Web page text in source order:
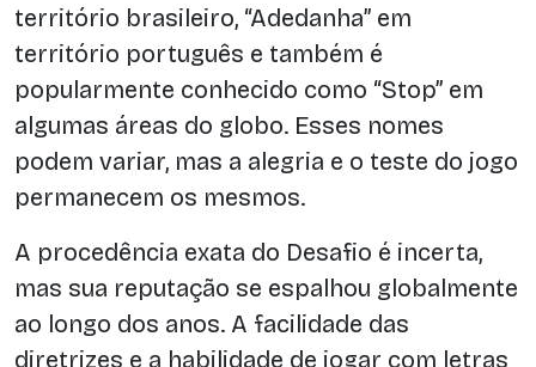
território brasileiro, “Adedanha” em
território português e também é
popularmente conhecido como “Stop” em
algumas áreas do globo. Esses nomes
podem variar, mas a alegria e o teste do jogo
permanecem os mesmos.
A procedência exata do Desafio é incerta,
mas sua reputação se espalhou globalmente
ao longo dos anos. A facilidade das
diretrizes e a habilidade de jogar com letras